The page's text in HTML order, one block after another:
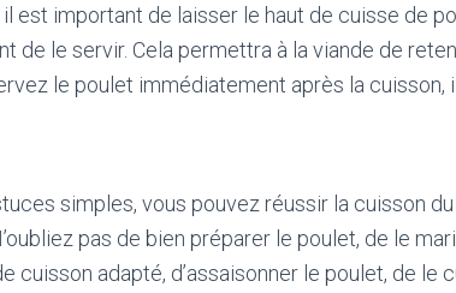
est important de laisser le haut de cuisse de
de le servir. Cela permettra à la viande de
le poulet immédiatement après la cuisson,
simples, vous pouvez réussir la cuisson
pas de bien préparer le poulet, de le
cuisson adapté, d’assaisonner le poulet, de le